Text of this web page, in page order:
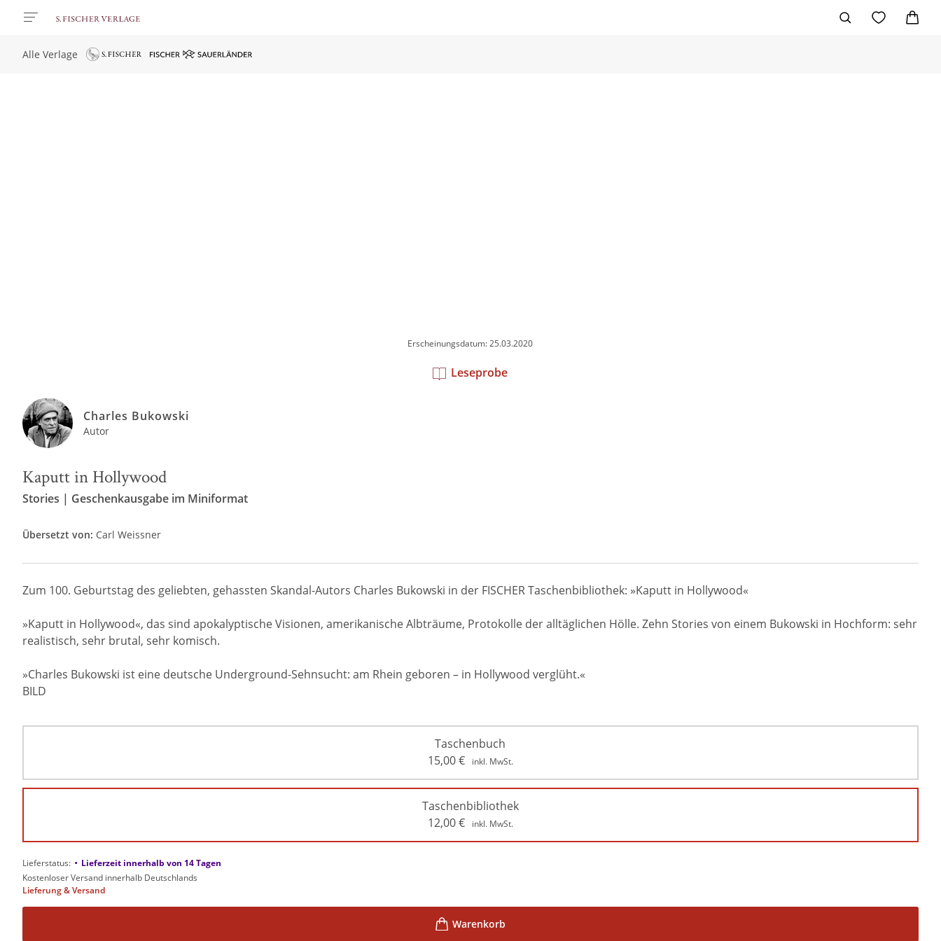
Alle Verlage
Erscheinungsdatum: 25.03.2020
Leseprobe
Charles Bukowski
Autor
Kaputt in Hollywood
Stories | Geschenkausgabe im Miniformat
Übersetzt von: Carl Weissner
Zum 100. Geburtstag des geliebten, gehassten Skandal-Autors Charles Bukowski in der FISCHER Taschenbibliothek: »Kaputt in Hollywood«
»Kaputt in Hollywood«, das sind apokalyptische Visionen, amerikanische Albträume, Protokolle der alltäglichen Hölle. Zehn Stories von einem Bukowski in Hochform: sehr
realistisch, sehr brutal, sehr komisch.
»Charles Bukowski ist eine deutsche Underground-Sehnsucht: am Rhein geboren – in Hollywood verglüht.«
BILD
Taschenbuch
15,00€ inkl. MwSt.
Taschenbibliothek
12,00€ inkl. MwSt.
Lieferstatus: • Lieferzeit innerhalb von 14 Tagen
Kostenloser Versand innerhalb Deutschlands
Lieferung & Versand